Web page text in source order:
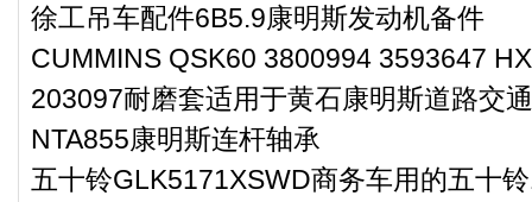
徐工吊车配件6B5.9康明斯发动机备件
CUMMINS QSK60 3800994 3593647
203097耐磨套适用于黄石康明斯道路交
NTA855康明斯连杆轴承
五十铃GLK5171XSWD商务车用的五十